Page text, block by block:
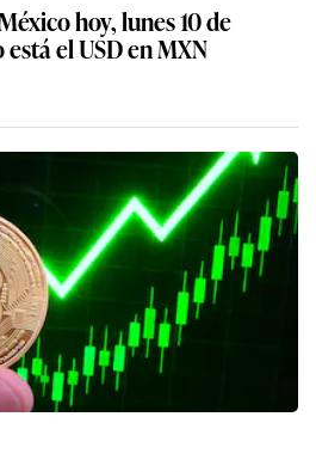
hoy, lunes 10 de
el USD en MXN